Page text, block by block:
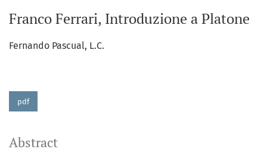
Franco Ferrari, Introduzione a Platone
Fernando Pascual, L.C.
pdf
Abstract